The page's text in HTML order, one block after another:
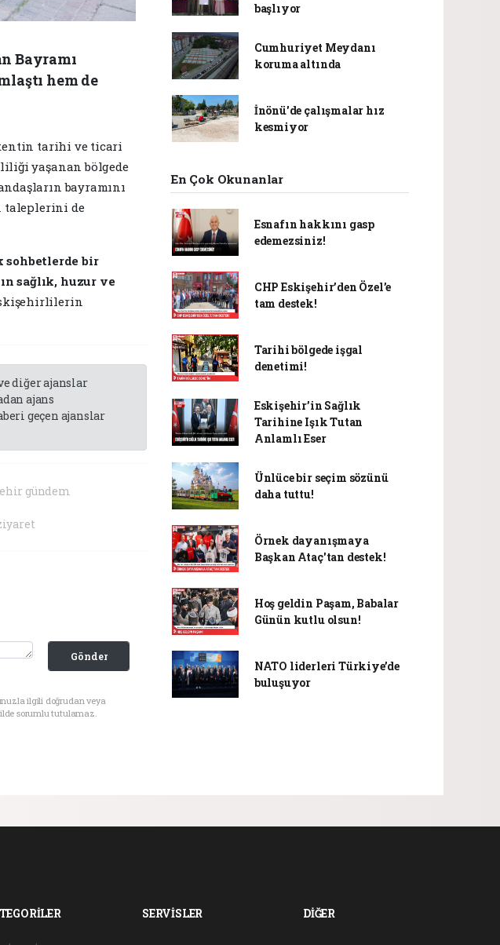
Bayramı
hem de
tarihi ve ticari
yaşanan bölgede
bayramını
taleplerini de
sohbetlerde bir
sağlık, huzur ve
diğer ajanslar
ajans
geçen ajanslar
gündem
Gönder
ilgili doğrudan veya
sorumlu tutulamaz.
başlıyor
Cumhuriyet Meydanı
koruma altında
İnönü'de çalışmalar hız
kesmiyor
En Çok Okunanlar
Esnafın hakkını gasp
edemezsiniz!
CHP Eskişehir’den Özel’e
tam destek!
Tarihi bölgede işgal
denetimi!
Eskişehir’in Sağlık
Tarihine Işık Tutan
Anlamlı Eser
Ünlüce bir seçim sözünü
daha tuttu!
Örnek dayanışmaya
Başkan Ataç'tan destek!
Hoş geldin Paşam, Babalar
Günün kutlu olsun!
NATO liderleri Türkiye’de
buluşuyor
SERVİSLER DİĞER